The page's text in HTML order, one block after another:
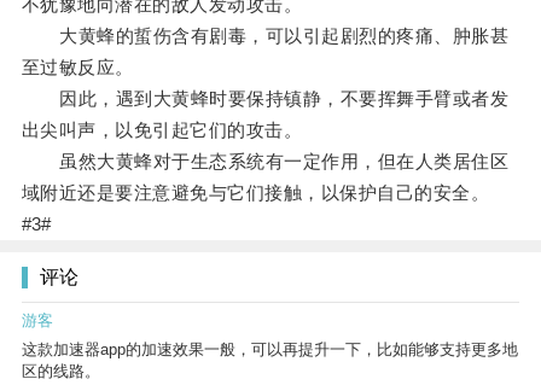
不犹豫地向潜在的敌人发动攻击。
大黄蜂的蜇伤含有剧毒，可以引起剧烈的疼痛、肿胀甚
至过敏反应。
因此，遇到大黄蜂时要保持镇静，不要挥舞手臂或者发
出尖叫声，以免引起它们的攻击。
虽然大黄蜂对于生态系统有一定作用，但在人类居住区
域附近还是要注意避免与它们接触，以保护自己的安全。
#3#
评论
游客
这款加速器app的加速效果一般，可以再提升一下，比如能够支持更多地
区的线路。